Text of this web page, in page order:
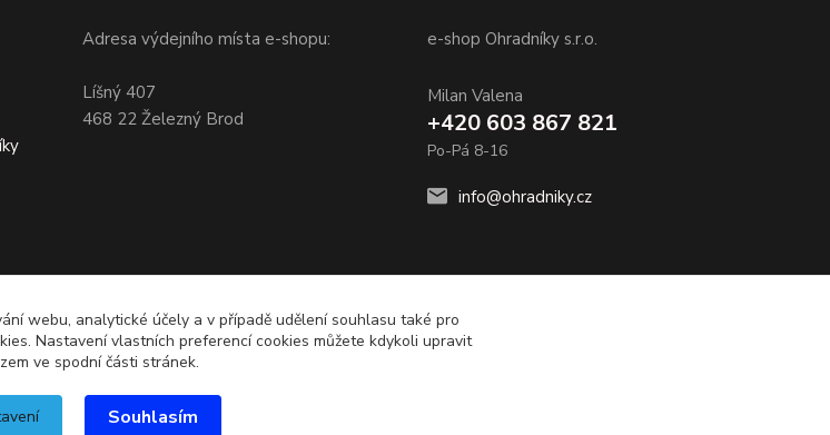
Adresa výdejního místa e-shopu:
Líšný 407
468 22 Železný Brod
e-shop Ohradníky s.r.o.
Milan Valena
+420 603 867 821
Po-Pá 8-16
info@ohradniky.cz
webu, analytické účely a v případě udělení souhlasu také pro
Nastavení vlastních preferencí cookies můžete kdykoli upravit
ve spodní části stránek.
Souhlasím